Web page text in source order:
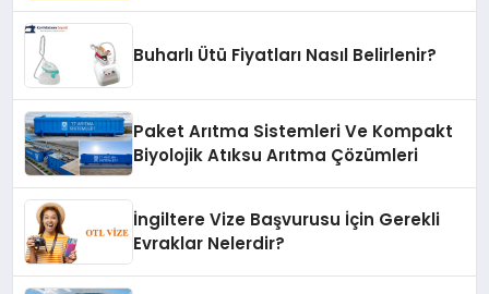
Buharlı Ütü Fiyatları Nasıl Belirlenir?
Paket Arıtma Sistemleri Ve Kompakt
Biyolojik Atıksu Arıtma Çözümleri
İngiltere Vize Başvurusu İçin Gerekli
Evraklar Nelerdir?